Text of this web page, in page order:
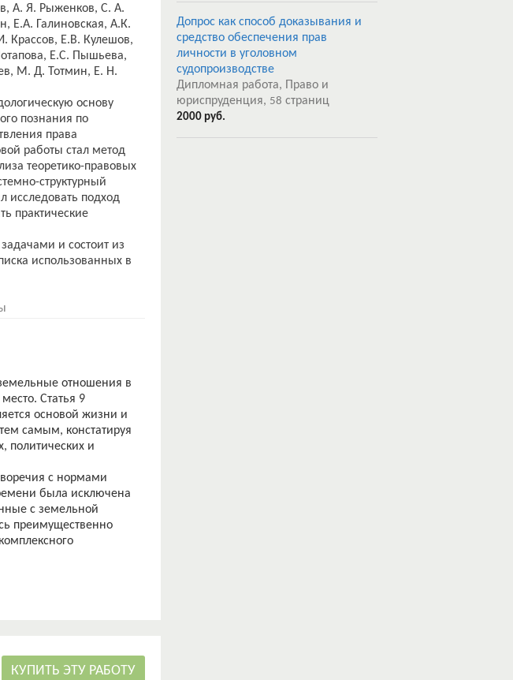
А. Я. Рыженков, С. А.
Е.А. Галиновская, А.К.
Крассов, Е.В. Кулешов,
Е.С. Пышьева,
М. Д. Тотмин, Е. Н.
основу
познания по
права
работы стал метод
теоретико-правовых
структурный
исследовать подход
практические
и состоит из
использованных в
отношения в
Статья 9
основой жизни и
самым, констатируя
политических и
с нормами
была исключена
с земельной
преимущественно
прав, в частности
КУПИТЬ ЭТУ РАБОТУ
Допрос как способ доказывания и
средство обеспечения прав
личности в уголовном
судопроизводстве
Дипломная работа, Право и
юриспруденция, 58 страниц
2000 руб.